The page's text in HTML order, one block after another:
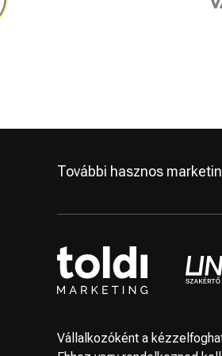
További hasznos
Vállalkozóként a